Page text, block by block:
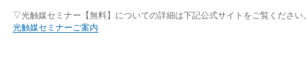
▽光触媒セミナー【無料】についての詳細は下記公式サイトをご覧ください。
光触媒セミナーご案内